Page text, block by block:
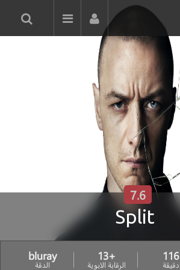
Split
7.6
116
دقيقة
+13
الرقابة الابوية
bluray
الدقة